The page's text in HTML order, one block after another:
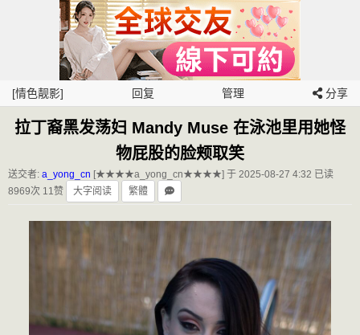
[情色靓影] 回复 管理 分享
拉丁裔黑发荡妇 Mandy Muse 在泳池里用她怪
物屁股的脸颊取笑
送交者: a_yong_cn [★★★★a_yong_cn★★★★] 于 2025-08-27 4:32 已读
8969次 11赞
大字阅读 繁體